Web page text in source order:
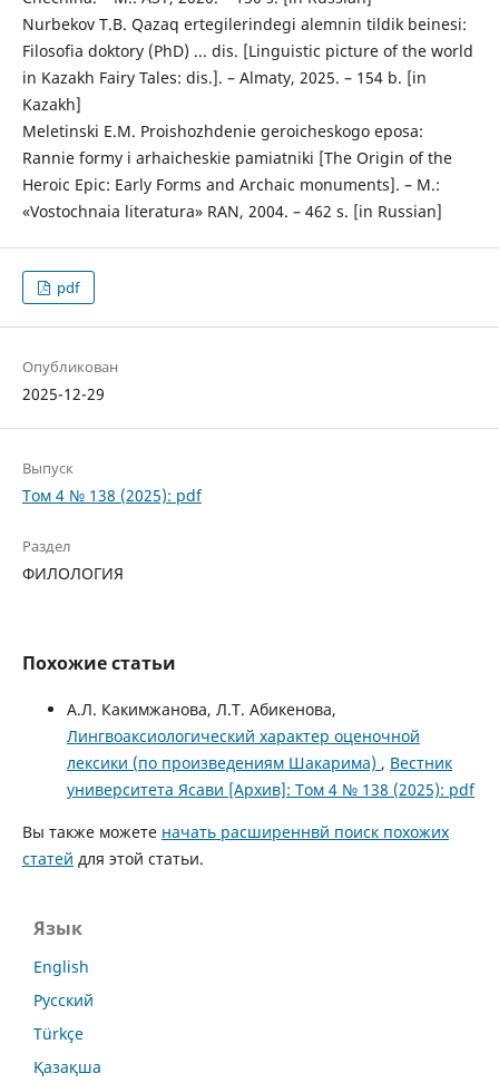
Nurbekov T.B. Qazaq ertegіlerіndegі alemnіn tіldіk beinesі:
Filosofia doktory (PhD) ... dis. [Linguistic picture of the world
in Kazakh Fairy Tales: dis.]. – Almaty, 2025. – 154 b. [in
Kazakh]
Meletinski E.M. Proishozhdenie geroicheskogo eposa:
Rannie formy i arhaicheskie pamiatniki [The Origin of the
Heroic Epic: Early Forms and Archaic monuments]. – M.:
«Vostochnaia literatura» RAN, 2004. – 462 s. [in Russian]
pdf
Опубликован
2025-12-29
Выпуск
Том 4 № 138 (2025): pdf
Раздел
ФИЛОЛОГИЯ
Похожие статьи
А.Л. Какимжанова, Л.Т. Абикенова,
Лингвоаксиологический характер оценочной
лексики (по произведениям Шакарима) , Вестник
университета Ясави [Архив]: Том 4 № 138 (2025): pdf
Вы также можете начать расширеннвй поиск похожих
статей для этой статьи.
Язык
English
Русский
Türkçe
Қазақша